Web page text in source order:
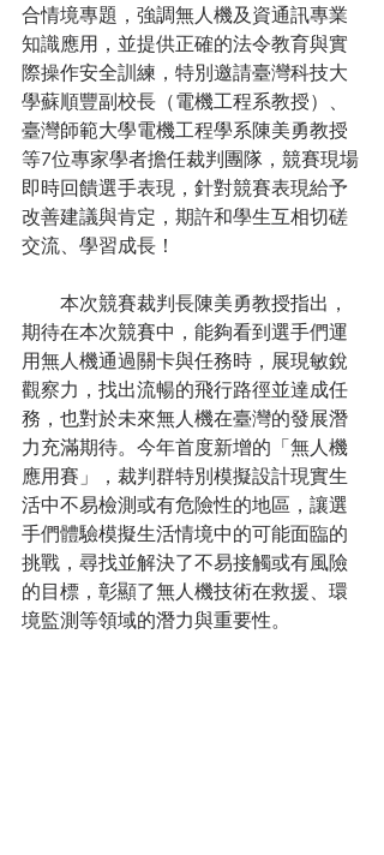
合情境專題，強調無人機及資通訊專業
知識應用，並提供正確的法令教育與實
際操作安全訓練，特別邀請臺灣科技大
學蘇順豐副校長（電機工程系教授）、
臺灣師範大學電機工程學系陳美勇教授
等7位專家學者擔任裁判團隊，競賽現場
即時回饋選手表現，針對競賽表現給予
改善建議與肯定，期許和學生互相切磋
交流、學習成長！
本次競賽裁判長陳美勇教授指出，
期待在本次競賽中，能夠看到選手們運
用無人機通過關卡與任務時，展現敏銳
觀察力，找出流暢的飛行路徑並達成任
務，也對於未來無人機在臺灣的發展潛
力充滿期待。今年首度新增的「無人機
應用賽」，裁判群特別模擬設計現實生
活中不易檢測或有危險性的地區，讓選
手們體驗模擬生活情境中的可能面臨的
挑戰，尋找並解決了不易接觸或有風險
的目標，彰顯了無人機技術在救援、環
境監測等領域的潛力與重要性。